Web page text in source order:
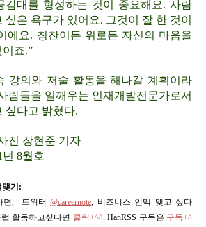
감대를 형성하는 것이 중요해요. 사람
싶은 욕구가 있어요. 그것이 잘 한 것이
에요. 칭찬이든 위로든 자신의 마음을
죠.”
강의와 저술 활동을 해나갈 계획이라
람들을 일깨우는 인재개발전문가로서
싶다고 밝혔다.
진 장현준 기자
8월호
맺기:
면, 트위터 @careernote, 비즈니스 인맥 맺고 싶다
활동하고싶다면 클릭+^^, HanRSS 구독은 구독+^